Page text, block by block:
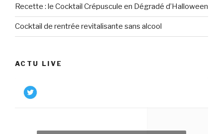
Recette : le Cocktail Crépuscule en Dégradé d’Halloween
Cocktail de rentrée revitalisante sans alcool
ACTU LIVE